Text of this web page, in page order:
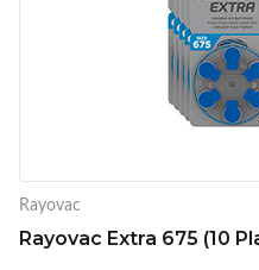
Rayovac
Rayovac Extra 675 (10